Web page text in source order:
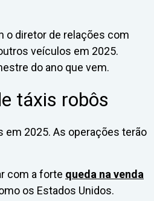
o diretor de relações com
veículos em 2025.
do ano que vem.
táxis robôs
em 2025. As operações terão
com a forte queda na venda
os Estados Unidos.